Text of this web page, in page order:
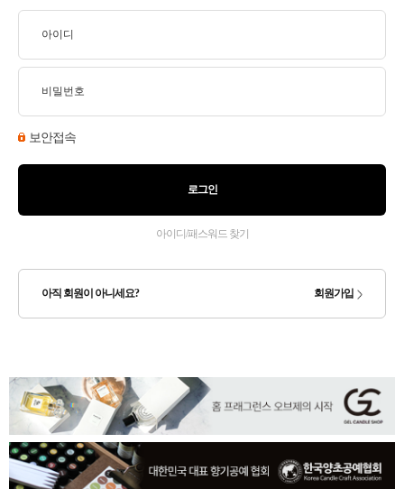
보안접속
로그인
아이디/패스워드 찾기
아직 회원이 아니세요? 회원가입